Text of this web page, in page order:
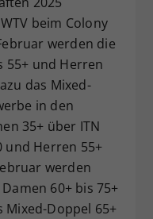
beim Colony
werden die
55+ und Herren
das Mixed-
in den
35+ über ITN
und Herren 55+
werden
60+ bis 75+
Mixed-Doppel 65+
Ihre Consent-
anderem eine
Ihrer
falls der
dies eingestellt